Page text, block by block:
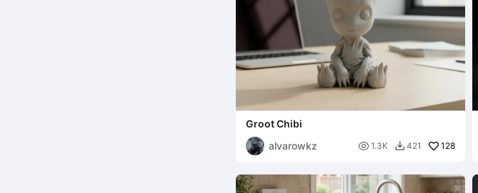
Groot Chibi
alvarowkz
 1.3K  421 128